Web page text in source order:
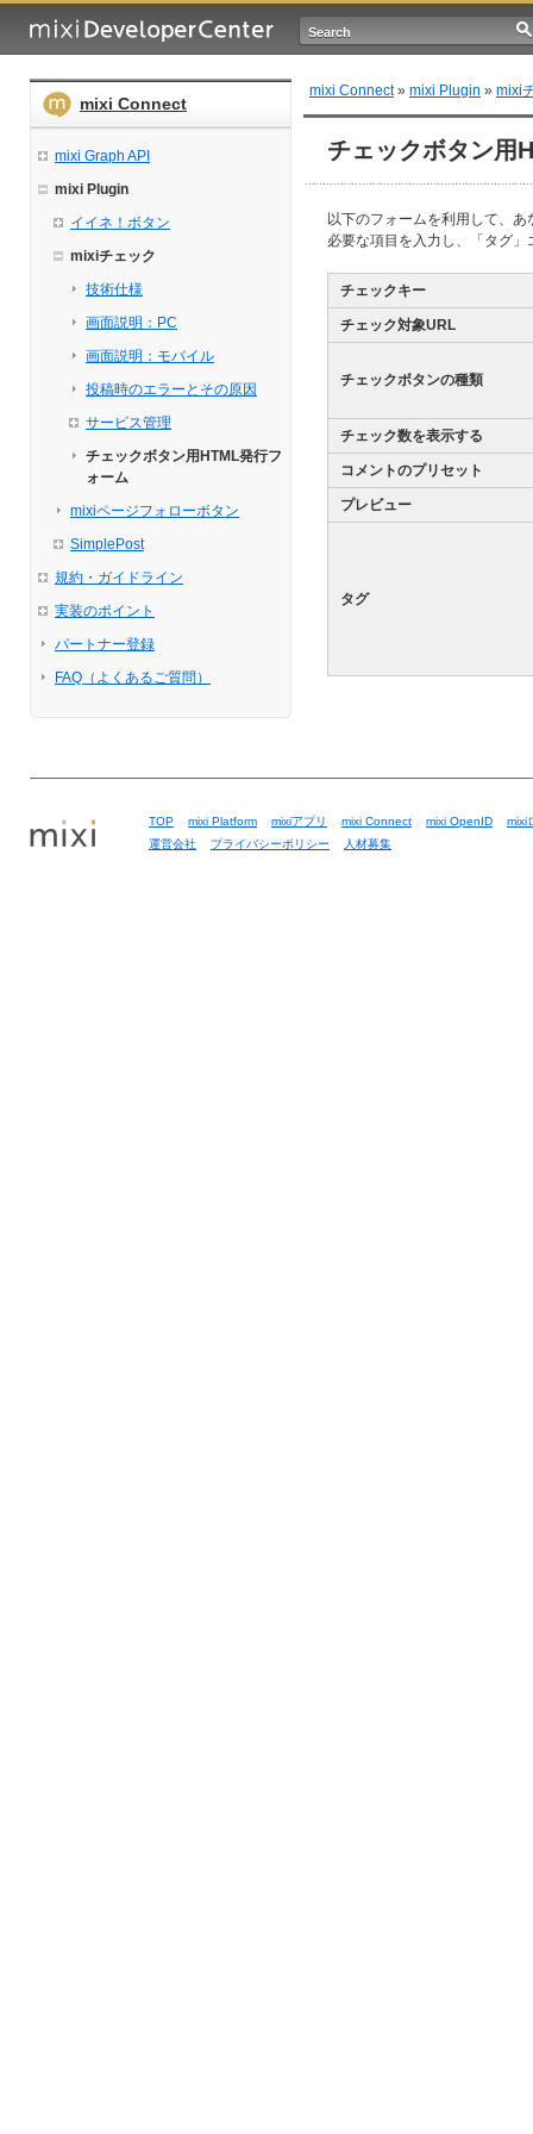
mixi Connect
mixi Graph API
mixi Plugin
イイネ！ボタン
mixiチェック
技術仕様
画面説明：PC
画面説明：モバイル
投稿時のエラーとその原因
サービス管理
チェックボタン用HTML発行フ
ォーム
mixiページフォローボタン
SimplePost
規約・ガイドライン
実装のポイント
パートナー登録
FAQ（よくあるご質問）
mixi Connect» mixi Plugin » mixi
チェックボタン用
以下のフォームを利用して、
必要な項目を入力し、「タグ
チェックキー
チェック対象URL
チェックボタンの種類
チェック数を表示する
コメントのプリセット
プレビュー
タグ
TOP mixi Platform mixiアプリ mixi Connect mixi OpenID
mixi
運営会社
プライバシーポリシー 人材募集